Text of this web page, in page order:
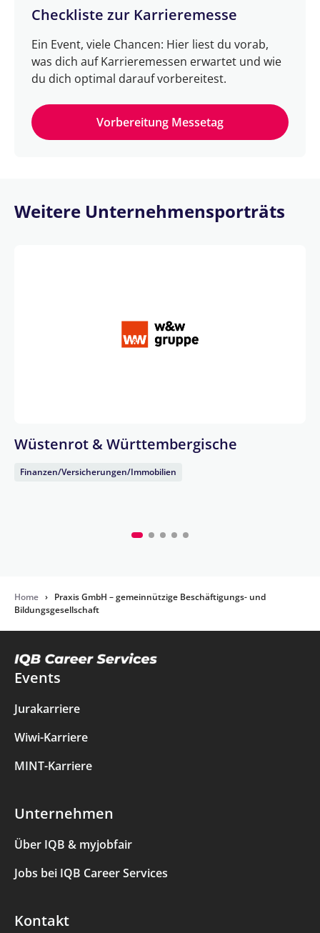
Checkliste zur Karrieremesse
Ein Event, viele Chancen: Hier liest du vorab,
was dich auf Karrieremessen erwartet und wie
du dich optimal darauf vorbereitest.
Vorbereitung Messetag
Weitere Unternehmensporträts
Wüstenrot & Württembergische
Finanzen/Versicherungen/Immobilien
Home › Praxis GmbH – gemeinnützige Beschäftigungs- und
Bildungsgesellschaft
Events
Jurakarriere
Wiwi-Karriere
MINT-Karriere
Unternehmen
Über IQB & myjobfair
Jobs bei IQB Career Services
Kontakt